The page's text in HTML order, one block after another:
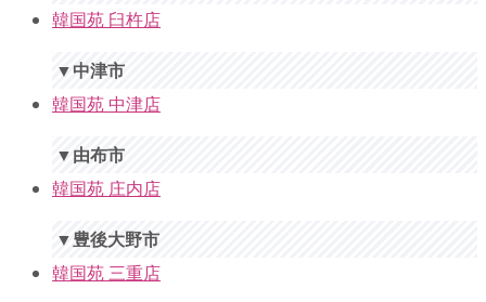
韓国苑 臼杵店
▼中津市
韓国苑 中津店
▼由布市
韓国苑 庄内店
▼豊後大野市
韓国苑 三重店